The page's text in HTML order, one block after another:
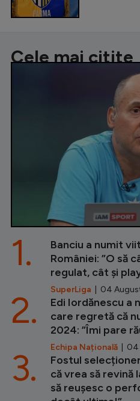
Cele mai citite
Banciu a numit
României: ”O să
regulat, cât și
SuperLiga | 04
1.
Edi Iordănescu a
care regretă că
2024: ”Îmi pare
Echipa Națională | 04
2.
Fostul
că vrea să revină
să reușesc o
3.